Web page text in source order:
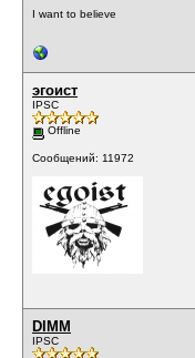
I want to believe
эгоист
IPSC
Offline
Сообщений: 11972
DIMM
IPSC